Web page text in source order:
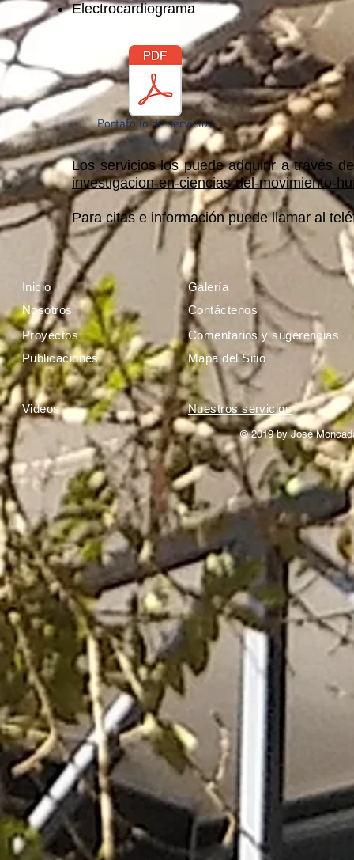
Electrocardiograma
Los servicios los puede adquirir a través
investigacion-en-ciencias-del-movimiento-
Para citas e información puede llamar al
Portafolio de servicios
Inicio
Nosotros
Proyectos
Publicaciones
Videos
Galería
Contáctenos
Comentarios y sugerencias
Mapa del Sitio
Nuestros servicios
© 2019 by José